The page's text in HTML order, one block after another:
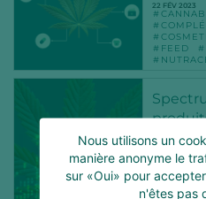
22 FÉV 2023
FEED
26 OCT 2022
ADN
Nous utilisons un
manière anonyme le
sur «Oui» pour
n'êtes pas